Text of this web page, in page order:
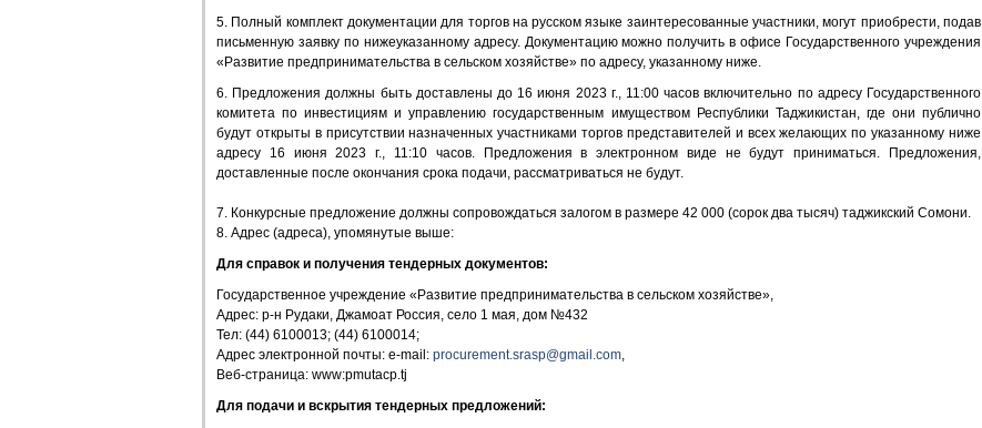
5. Полный комплект документации для торгов на русском языке заинтересованные участники, могут приобрести, подав
письменную заявку по нижеуказанному адресу. Документацию можно получить в офисе Государственного учреждения
«Развитие предпринимательства в сельском хозяйстве» по адресу, указанному ниже.
6. Предложения должны быть доставлены до 16 июня 2023 г., 11:00 часов включительно по адресу Государственного
комитета по инвестициям и управлению государственным имуществом Республики Таджикистан, где они публично
будут открыты в присутствии назначенных участниками торгов представителей и всех желающих по указанному ниже
адресу 16 июня 2023 г., 11:10 часов. Предложения в электронном виде не будут приниматься. Предложения,
доставленные после окончания срока подачи, рассматриваться не будут.
7. Конкурсные предложение должны сопровождаться залогом в размере 42 000 (сорок два тысяч) таджикский Сомони.
8. Адрес (адреса), упомянутые выше:
Для справок и получения тендерных документов:
Государственное учреждение «Развитие предпринимательства в сельском хозяйстве»,
Адрес: р-н Рудаки, Джамоат Россия, село 1 мая, дом №432
Тел: (44) 6100013; (44) 6100014;
Адрес электронной почты: e-mail: procurement.srasp@gmail.com,
Веб-страница: www:pmutacp.tj
Для подачи и вскрытия тендерных предложений: